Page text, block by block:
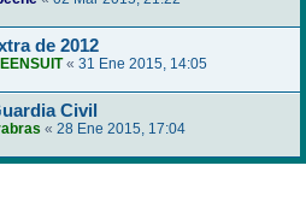
de 2012
« 31 Ene 2015, 14:05
Civil
« 28 Ene 2015, 17:04